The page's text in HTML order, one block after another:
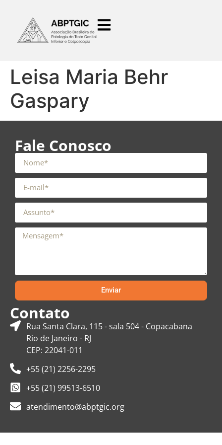
Leisa Maria Behr
Gaspary
Fale Conosco
Enviar
Contato
Rua Santa Clara, 115 - sala 504 - Copacabana
Rio de Janeiro - RJ
CEP: 22041-011
+55 (21) 2256-2295
+55 (21) 99513-6510
atendimento@abptgic.org